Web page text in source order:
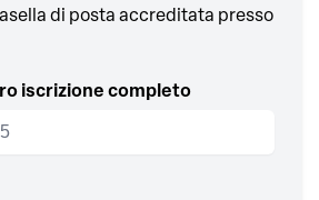
di posta accreditata presso
iscrizione completo